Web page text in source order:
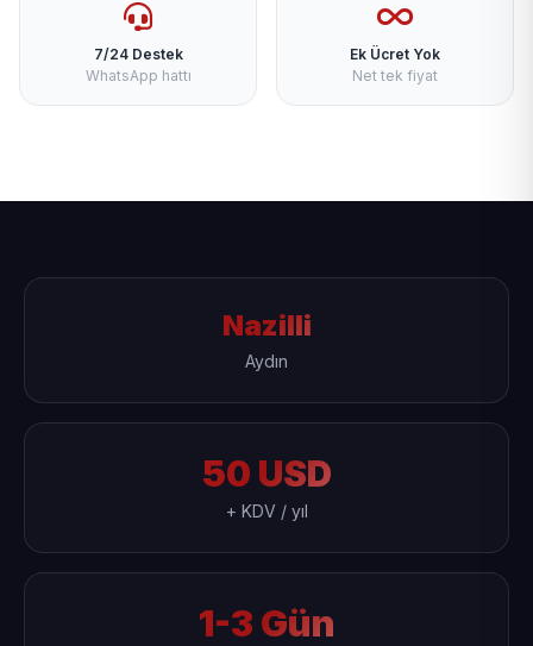
7/24 Destek
WhatsApp hattı
Ek Ücret Yok
Net tek fiyat
Nazilli
Aydın
50 USD
+ KDV / yıl
1-3 Gün